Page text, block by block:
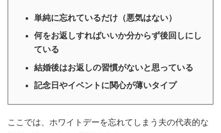
単純に忘れているだけ（悪気はない）
何をお返しすればいいか分からず後回しにし
ている
結婚後はお返しの習慣がないと思っている
記念日やイベントに関心が薄いタイプ
ここでは、ホワイトデーを忘れてしまう夫の代表的な